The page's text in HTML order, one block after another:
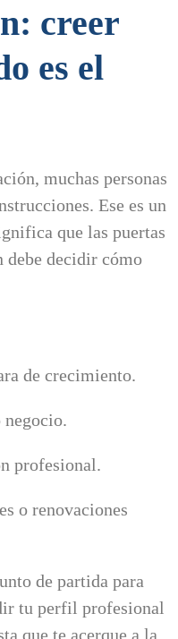
creer
es el
muchas personas
Ese es un
que las puertas
debe decidir cómo
de crecimiento.
profesional.
o renovaciones
de partida para
tu perfil profesional
que te acerque a la